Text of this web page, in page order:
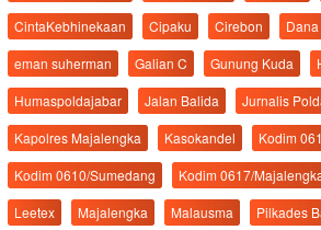
CintaKebhinekaan
Cipaku Cirebon
eman suherman
Galian C Gunung Kuda
Humaspoldajabar
Jalan Balida
Jurnalis
Kapolres Majalengka
Kasokandel Kodim
Kodim 0610/Sumedang
Kodim 0617/
Leetex
Majalengka Malausma Pilkades